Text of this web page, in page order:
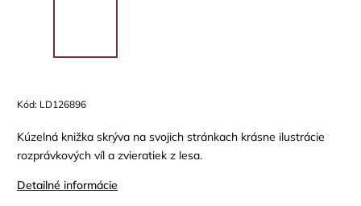
Kód: LD126896
Kúzelná knižka skrýva na svojich stránkach krásne ilustrácie
rozprávkových víl a zvieratiek z lesa.
Detailné informácie